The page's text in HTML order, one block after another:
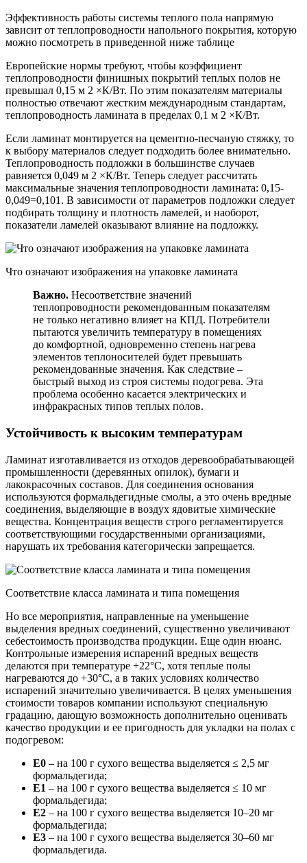
Эффективность работы системы теплого пола напрямую
зависит от теплопроводности напольного покрытия, которую
можно посмотреть в приведенной ниже таблице
Европейские нормы требуют, чтобы коэффициент
теплопроводности финишных покрытий теплых полов не
превышал 0,15 м 2 ×К/Вт. По этим показателям материалы
полностью отвечают жестким международным стандартам,
теплопроводность ламината в пределах 0,1 м 2 ×К/Вт.
Если ламинат монтируется на цементно-песчаную стяжку, то
к выбору материалов следует подходить более внимательно.
Теплопроводность подложки в большинстве случаев
равняется 0,049 м 2 ×К/Вт. Теперь следует рассчитать
максимальные значения теплопроводности ламината: 0,15-
0,049=0,101. В зависимости от параметров подложки следует
подбирать толщину и плотность ламелей, и наоборот,
показатели ламелей оказывают влияние на подложку.
Что означают изображения на упаковке ламината
Важно. Несоответствие значений
теплопроводности рекомендованным показателям
не только негативно влияет на КПД. Потребители
пытаются увеличить температуру в помещениях
до комфортной, одновременно степень нагрева
элементов теплоносителей будет превышать
рекомендованные значения. Как следствие –
быстрый выход из строя системы подогрева. Эта
проблема особенно касается электрических и
инфракрасных типов теплых полов.
Устойчивость к высоким температурам
Ламинат изготавливается из отходов деревообрабатывающей
промышленности (деревянных опилок), бумаги и
лакокрасочных составов. Для соединения основания
используются формальдегидные смолы, а это очень вредные
соединения, выделяющие в воздух ядовитые химические
вещества. Концентрация веществ строго регламентируется
соответствующими государственными организациями,
нарушать их требования категорически запрещается.
Соответствие класса ламината и типа помещения
Но все мероприятия, направленные на уменьшение
выделения вредных соединений, существенно увеличивают
себестоимость производства продукции. Еще один нюанс.
Контрольные измерения испарений вредных веществ
делаются при температуре +22°С, хотя теплые полы
нагреваются до +30°С, а в таких условиях количество
испарений значительно увеличивается. В целях уменьшения
стоимости товаров компании используют специальную
градацию, дающую возможность дополнительно оценивать
качество продукции и ее пригодность для укладки на полах с
подогревом:
Е0 – на 100 г сухого вещества выделяется ≤ 2,5 мг
формальдегида;
Е1 – на 100 г сухого вещества выделяется ≤ 10 мг
формальдегида;
Е2 – на 100 г сухого вещества выделяется 10–20 мг
формальдегида;
Е3 – на 100 г сухого вещества выделяется 30–60 мг
формальдегида.